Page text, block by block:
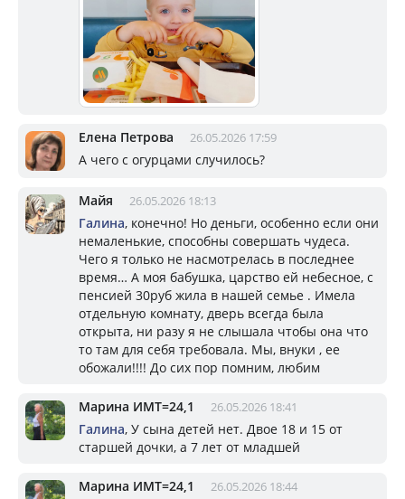
Елена Петрова 26.05.2026 17:59
А чего с огурцами случилось?
Майя 26.05.2026 18:13
Галина, конечно! Но деньги, особенно если они
немаленькие, способны совершать чудеса.
Чего я только не насмотрелась в последнее
время… А моя бабушка, царство ей небесное, с
пенсией 30руб жила в нашей семье . Имела
отдельную комнату, дверь всегда была
открыта, ни разу я не слышала чтобы она что
то там для себя требовала. Мы, внуки , ее
обожали!!!! До сих пор помним, любим
Марина ИМТ=24,1 26.05.2026 18:41
Галина, У сына детей нет. Двое 18 и 15 от
старшей дочки, а 7 лет от младшей
Марина ИМТ=24,1 26.05.2026 18:44